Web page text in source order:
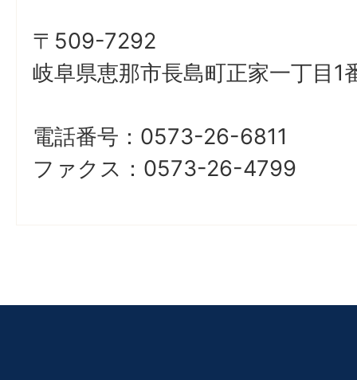
〒509-7292
岐阜県恵那市長島町正家一丁目
電話番号：0573-26-6811
ファクス：0573-26-4799